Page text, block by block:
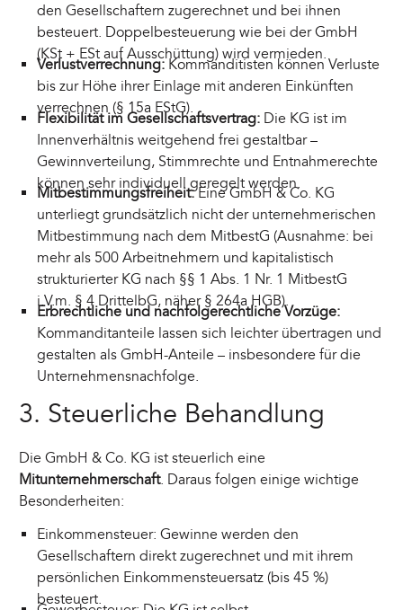
den Gesellschaftern zugerechnet und bei ihnen
besteuert. Doppelbesteuerung wie bei der GmbH
(KSt + ESt auf Ausschüttung) wird vermieden.
Verlustverrechnung:Kommanditisten können Verluste
bis zur Höhe ihrer Einlage mit anderen Einkünften
verrechnen (§ 15a EStG).
Flexibilität im Gesellschaftsvertrag:Die KG ist im
Innenverhältnis weitgehend frei gestaltbar –
Gewinnverteilung, Stimmrechte und Entnahmerechte
können sehr individuell geregelt werden.
Mitbestimmungsfreiheit:Eine GmbH & Co. KG
unterliegt grundsätzlich nicht der unternehmerischen
Mitbestimmung nach dem MitbestG (Ausnahme: bei
mehr als 500 Arbeitnehmern und kapitalistisch
strukturierter KG nach §§ 1 Abs. 1 Nr. 1 MitbestG
i.V.m. § 4 DrittelbG, näher § 264a HGB).
Erbrechtliche und nachfolgerechtliche Vorzüge:
Kommanditanteile lassen sich leichter übertragen und
gestalten als GmbH-Anteile – insbesondere für die
Unternehmensnachfolge.
3. Steuerliche Behandlung
Die GmbH & Co. KG ist steuerlich eine
Mitunternehmerschaft. Daraus folgen einige wichtige
Besonderheiten:
Einkommensteuer: Gewinne werden den
Gesellschaftern direkt zugerechnet und mit ihrem
persönlichen Einkommensteuersatz (bis 45 %)
besteuert.